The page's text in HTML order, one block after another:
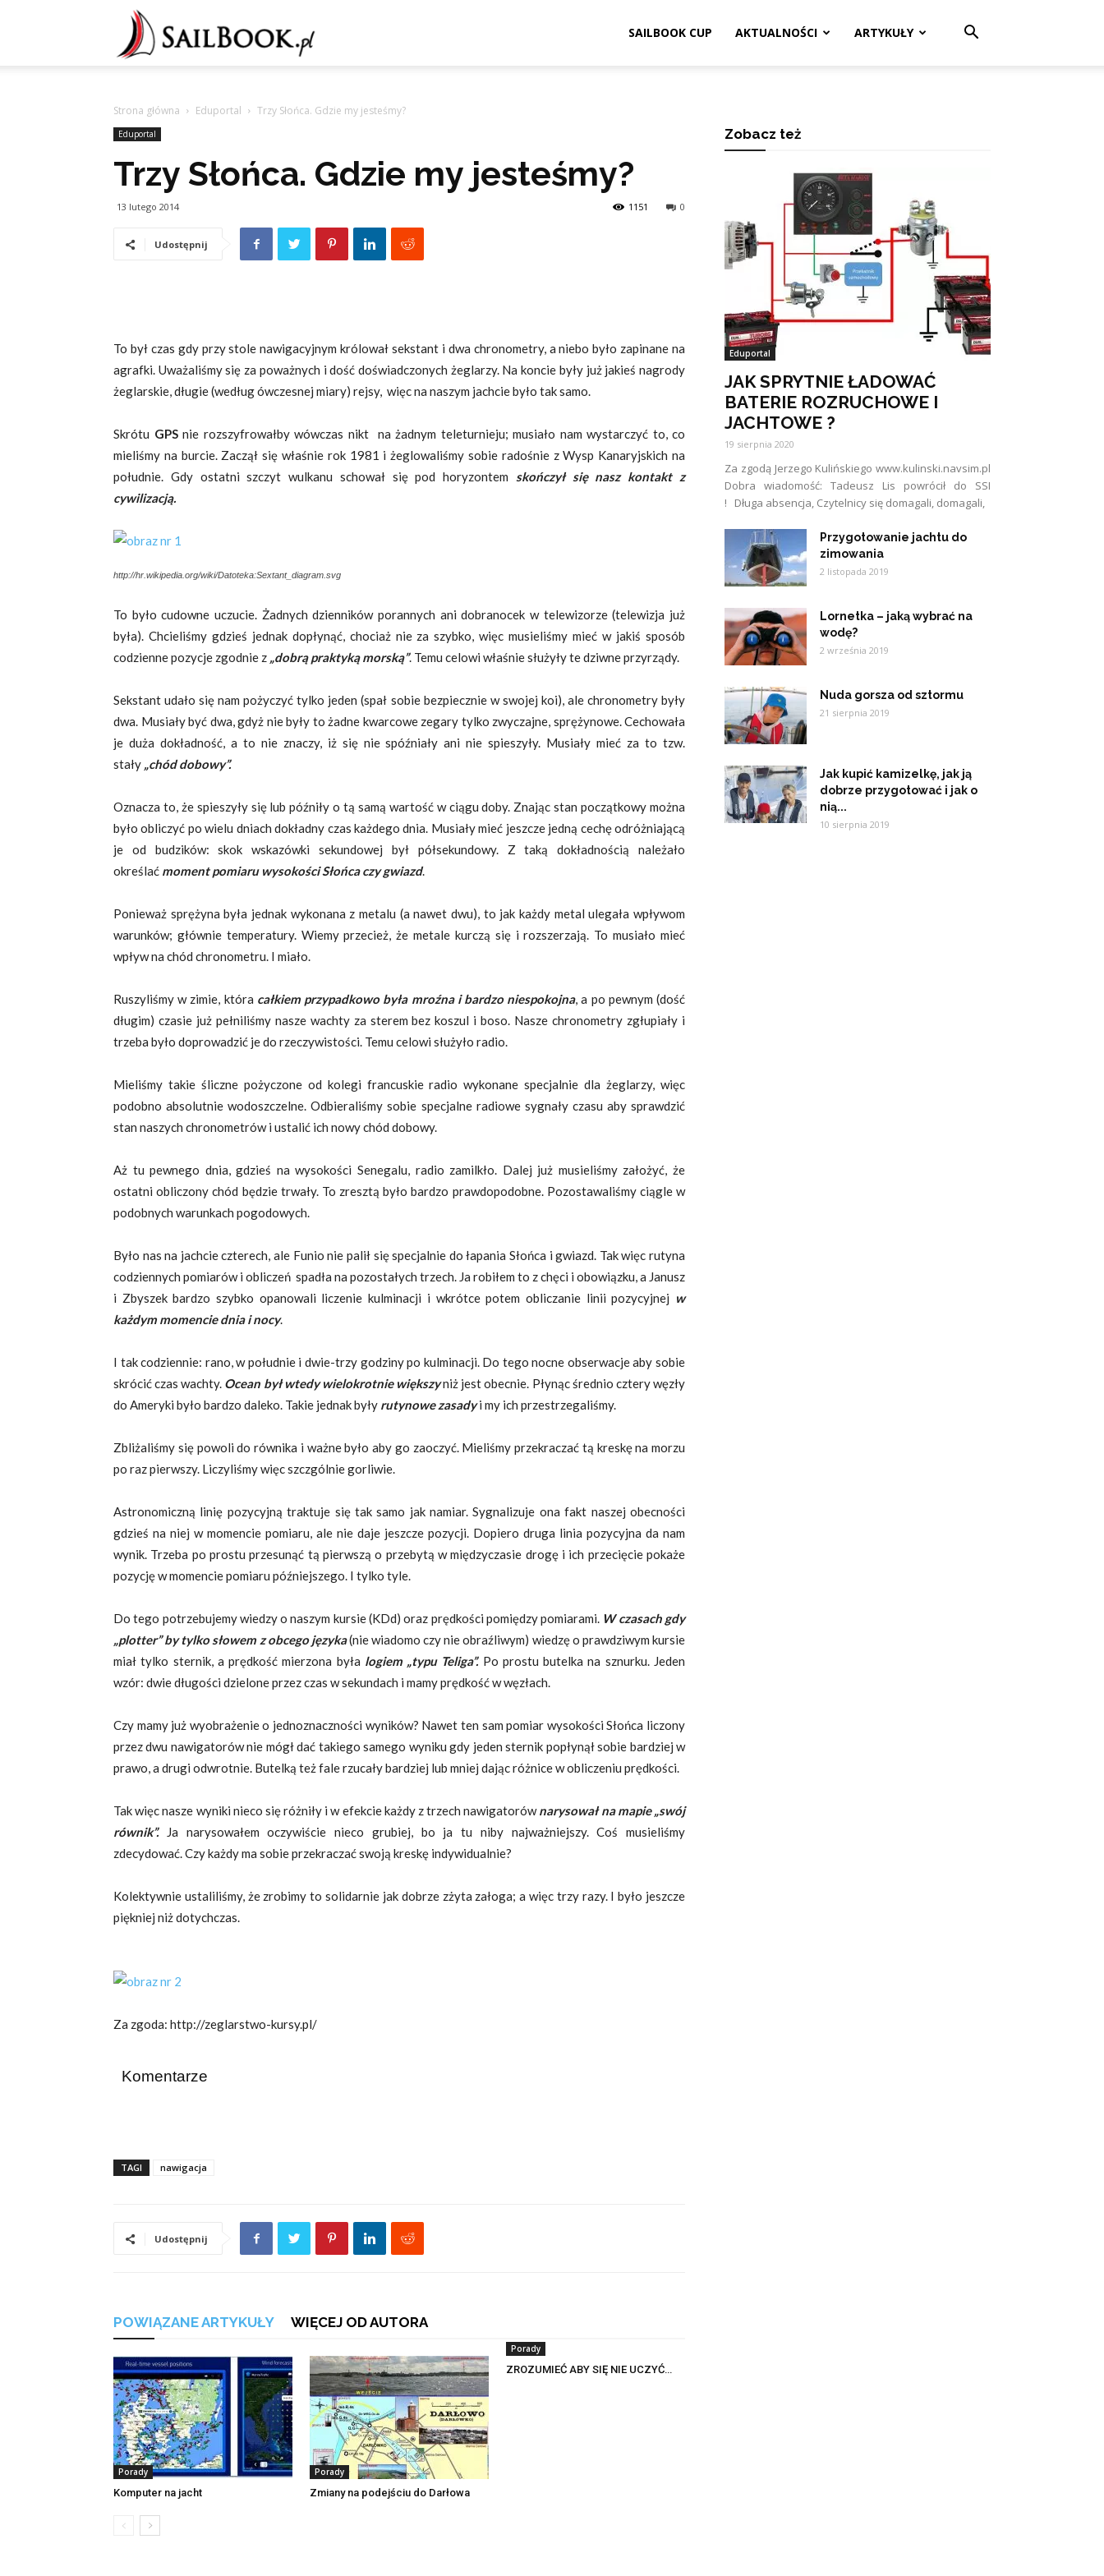
SAILBOOK CUP AKTUALNOŚCI ARTYKUŁY
Strona główna Eduportal Trzy Słońca. Gdzie my jesteśmy?
Eduportal
Trzy Słońca. Gdzie my jesteśmy?
13 lutego 2014 0
1151
Udostępnij
To był czas gdy przy stole nawigacyjnym królował sekstant i dwa chronometry, a niebo było zapinane na
agrafki. Uważaliśmy się za poważnych i dość doświadczonych żeglarzy. Na koncie były już jakieś nagrody
żeglarskie, długie (według ówczesnej miary) rejsy, więc na naszym jachcie było tak samo.
Skrótu GPSnie rozszyfrowałby wówczas nikt na żadnym teleturnieju; musiało nam wystarczyć to, co
mieliśmy na burcie. Zaczął się właśnie rok 1981 i żeglowaliśmy sobie radośnie z Wysp Kanaryjskich na
południe. Gdy ostatni szczyt wulkanu schował się pod horyzontem skończył się nasz kontakt z
cywilizacją.
http://hr.wikipedia.org/wiki/Datoteka:Sextant_diagram.svg
To było cudowne uczucie. Żadnych dzienników porannych ani dobranocek w telewizorze (telewizja już
była). Chcieliśmy gdzieś jednak dopłynąć, chociaż nie za szybko, więc musieliśmy mieć w jakiś sposób
codzienne pozycje zgodnie z „dobrą praktyką morską”. Temu celowi właśnie służyły te dziwne przyrządy.
Sekstant udało się nam pożyczyć tylko jeden (spał sobie bezpiecznie w swojej koi), ale chronometry były
dwa. Musiały być dwa, gdyż nie były to żadne kwarcowe zegary tylko zwyczajne, sprężynowe. Cechowała
je duża dokładność, a to nie znaczy, iż się nie spóźniały ani nie spieszyły. Musiały mieć za to tzw.
stały „chód dobowy”.
Oznacza to, że spieszyły się lub późniły o tą samą wartość w ciągu doby. Znając stan początkowy można
było obliczyć po wielu dniach dokładny czas każdego dnia. Musiały mieć jeszcze jedną cechę odróżniającą
je od budzików: skok wskazówki sekundowej był półsekundowy. Z taką dokładnością należało
określać moment pomiaru wysokości Słońca czy gwiazd.
Ponieważ sprężyna była jednak wykonana z metalu (a nawet dwu), to jak każdy metal ulegała wpływom
warunków; głównie temperatury. Wiemy przecież, że metale kurczą się i rozszerzają. To musiało mieć
wpływ na chód chronometru. I miało.
Ruszyliśmy w zimie, która całkiem przypadkowo była mroźna i bardzo niespokojna, a po pewnym (dość
długim) czasie już pełniliśmy nasze wachty za sterem bez koszul i boso. Nasze chronometry zgłupiały i
trzeba było doprowadzić je do rzeczywistości. Temu celowi służyło radio.
Mieliśmy takie śliczne pożyczone od kolegi francuskie radio wykonane specjalnie dla żeglarzy, więc
podobno absolutnie wodoszczelne. Odbieraliśmy sobie specjalne radiowe sygnały czasu aby sprawdzić
stan naszych chronometrów i ustalić ich nowy chód dobowy.
Aż tu pewnego dnia, gdzieś na wysokości Senegalu, radio zamilkło. Dalej już musieliśmy założyć, że
ostatni obliczony chód będzie trwały. To zresztą było bardzo prawdopodobne. Pozostawaliśmy ciągle w
podobnych warunkach pogodowych.
Było nas na jachcie czterech, ale Funio nie palił się specjalnie do łapania Słońca i gwiazd. Tak więc rutyna
codziennych pomiarów i obliczeń spadła na pozostałych trzech. Ja robiłem to z chęci i obowiązku, a Janusz
i Zbyszek bardzo szybko opanowali liczenie kulminacji i wkrótce potem obliczanie linii pozycyjnej w
każdym momencie dnia i nocy.
I tak codziennie: rano, w południe i dwie-trzy godziny po kulminacji. Do tego nocne obserwacje aby sobie
skrócić czas wachty. Ocean był wtedy wielokrotnie większyniż jest obecnie. Płynąc średnio cztery węzły
do Ameryki było bardzo daleko. Takie jednak były rutynowe zasadyi my ich przestrzegaliśmy.
Zbliżaliśmy się powoli do równika i ważne było aby go zaoczyć. Mieliśmy przekraczać tą kreskę na morzu
po raz pierwszy. Liczyliśmy więc szczgólnie gorliwie.
Astronomiczną linię pozycyjną traktuje się tak samo jak namiar. Sygnalizuje ona fakt naszej obecności
gdzieś na niej w momencie pomiaru, ale nie daje jeszcze pozycji. Dopiero druga linia pozycyjna da nam
wynik. Trzeba po prostu przesunąć tą pierwszą o przebytą w międzyczasie drogę i ich przecięcie pokaże
pozycję w momencie pomiaru późniejszego. I tylko tyle.
Do tego potrzebujemy wiedzy o naszym kursie (KDd) oraz prędkości pomiędzy pomiarami. W czasach gdy
„plotter” by tylko słowem z obcego języka(nie wiadomo czy nie obraźliwym) wiedzę o prawdziwym kursie
miał tylko sternik, a prędkość mierzona była logiem „typu Teliga”.Po prostu butelka na sznurku. Jeden
wzór: dwie długości dzielone przez czas w sekundach i mamy prędkość w węzłach.
Czy mamy już wyobrażenie o jednoznaczności wyników? Nawet ten sam pomiar wysokości Słońca liczony
przez dwu nawigatorów nie mógł dać takiego samego wyniku gdy jeden sternik popłynął sobie bardziej w
prawo, a drugi odwrotnie. Butelką też fale rzucały bardziej lub mniej dając różnice w obliczeniu prędkości.
Tak więc nasze wyniki nieco się różniły i w efekcie każdy z trzech nawigatorównarysował na mapie „swój
równik”.Ja narysowałem oczywiście nieco grubiej, bo ja tu niby najważniejszy. Coś musieliśmy
zdecydować. Czy każdy ma sobie przekraczać swoją kreskę indywidualnie?
Kolektywnie ustaliliśmy, że zrobimy to solidarnie jak dobrze zżyta załoga; a więc trzy razy. I było jeszcze
piękniej niż dotychczas.
Za zgoda: http://zeglarstwo-kursy.pl/
Komentarze
TAGI nawigacja
Udostępnij
POWIĄZANE ARTYKUŁY WIĘCEJ OD AUTORA
Porady
Komputer na jacht
Porady
Zmiany na podejściu do Darłowa
Porady
ZROZUMIEĆ ABY SIĘ NIE UCZYĆ…
Zobacz też
Eduportal
JAK SPRYTNIE ŁADOWAĆ
BATERIE ROZRUCHOWE I
JACHTOWE ?
19 sierpnia 2020
Za zgodą Jerzego Kulińskiego www.kulinski.navsim.pl
Dobra wiadomość: Tadeusz Lis powrócił do SSI
! Długa absencja, Czytelnicy się domagali, domagali,
Przygotowanie jachtu do
zimowania
2 listopada 2019
Lornetka – jaką wybrać na
wodę?
2 września 2019
Nuda gorsza od sztormu
21 sierpnia 2019
Jak kupić kamizelkę, jak ją
dobrze przygotować i jak o
nią...
10 sierpnia 2019